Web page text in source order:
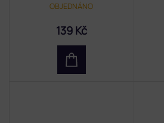
OBJEDNÁNO
139 Kč